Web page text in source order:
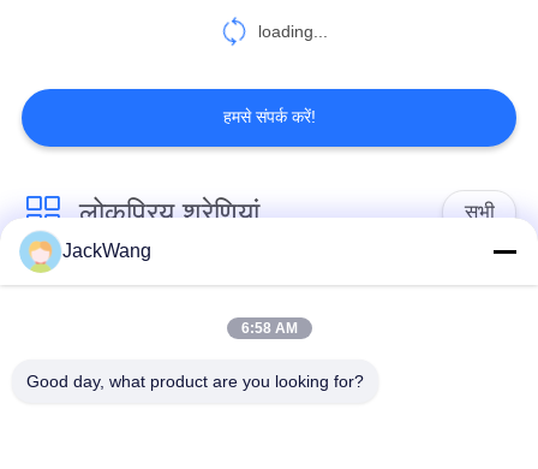
loading...
हमसे संपर्क करें!
लोकप्रिय श्रेणियां सभी
स्प्लिट कोर करंट
उच्च आवृत्ति ट्रांसफार्मर हॉल इफेक्ट करंट सेंसर
JackWang
6:58 AM
Good day, what product are you looking for?